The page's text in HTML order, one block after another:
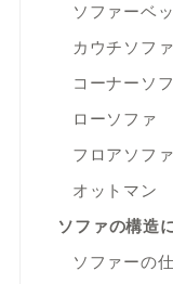
ソファーベ
カウチソファ
コーナーソ
ローソファ
フロアソファ
オットマン
ソファの構造
ソファーの